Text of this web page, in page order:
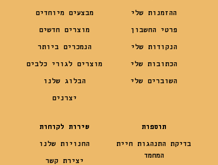
ההזמנות שלי
פרטי החשבון
הנקודות שלי
הכתובות שלי
השוברים שלי
מבצעים מיוחדים
מוצרים חדשים
הנמכרים ביותר
מוצרים לגורי כלבים
הבלוג שלנו
יצרנים
תוספות
בדיקת התנהגות חיית
המחמד
שירות לקוחות
החנויות שלנו
יצירת קשר